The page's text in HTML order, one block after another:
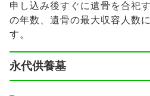
申し込み後すぐに遺骨を合祀
の年数、遺骨の最大収容人数
す。
永代供養墓